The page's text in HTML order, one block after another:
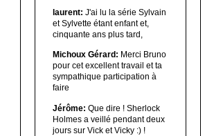
laurent: J'ai lu la série Sylvain
et Sylvette étant enfant et,
cinquante ans plus tard,
Michoux Gérard: Merci Bruno
pour cet excellent travail et ta
sympathique participation à
faire
Jérôme: Que dire ! Sherlock
Holmes a veillé pendant deux
jours sur Vick et Vicky :) !